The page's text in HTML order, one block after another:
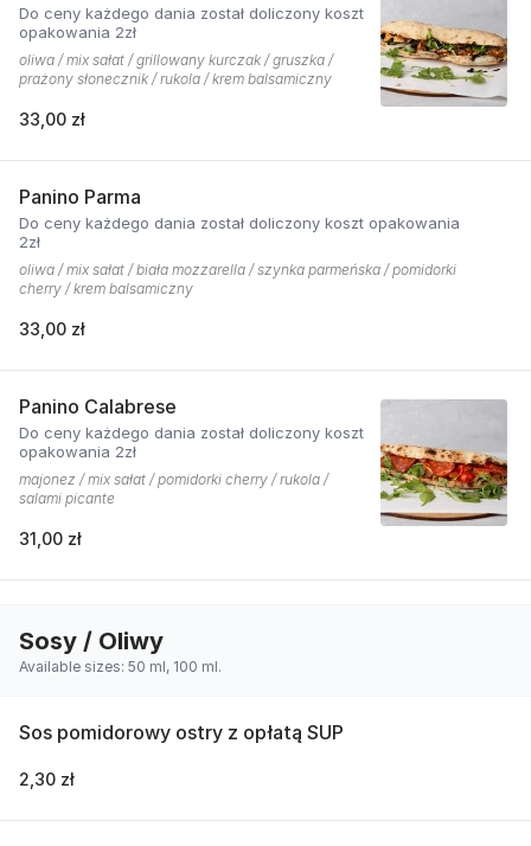
Do ceny każdego dania został doliczony koszt
opakowania 2zł
oliwa / mix sałat / grillowany kurczak / gruszka /
prażony słonecznik / rukola / krem balsamiczny
33,00 zł
Panino Parma
Do ceny każdego dania został doliczony koszt opakowania
2zł
oliwa / mix sałat / biała mozzarella / szynka parmeńska / pomidorki
cherry / krem balsamiczny
33,00 zł
Panino Calabrese
Do ceny każdego dania został doliczony koszt
opakowania 2zł
majonez / mix sałat / pomidorki cherry / rukola /
salami picante
31,00 zł
Sosy / Oliwy
Available sizes: 50 ml, 100 ml.
Sos pomidorowy ostry z opłatą SUP
2,30 zł